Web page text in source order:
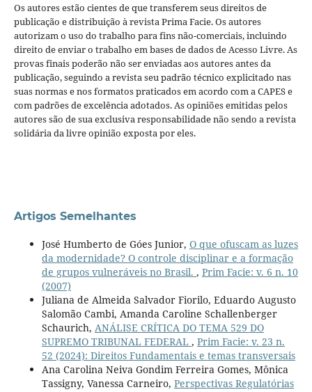
Os autores estão cientes de que transferem seus direitos de
publicação e distribuição à revista Prima Facie. Os autores
autorizam o uso do trabalho para fins não-comerciais, incluindo
direito de enviar o trabalho em bases de dados de Acesso Livre. As
provas finais poderão não ser enviadas aos autores antes da
publicação, seguindo a revista seu padrão técnico explicitado nas
suas normas e nos formatos praticados em acordo com a CAPES e
com padrões de excelência adotados. As opiniões emitidas pelos
autores são de sua exclusiva responsabilidade não sendo a revista
solidária da livre opinião exposta por eles.
Artigos Semelhantes
José Humberto de Góes Junior, O que ofuscam as luzes
da modernidade? O controle disciplinar e a formação
de grupos vulneráveis no Brasil. , Prim Facie: v. 6 n. 10
(2007)
Juliana de Almeida Salvador Fiorilo, Eduardo Augusto
Salomão Cambi, Amanda Caroline Schallenberger
Schaurich, ANÁLISE CRÍTICA DO TEMA 529 DO
SUPREMO TRIBUNAL FEDERAL , Prim Facie: v. 23 n.
52 (2024): Direitos Fundamentais e temas transversais
Ana Carolina Neiva Gondim Ferreira Gomes, Mônica
Tassigny, Vanessa Carneiro, Perspectivas Regulatórias